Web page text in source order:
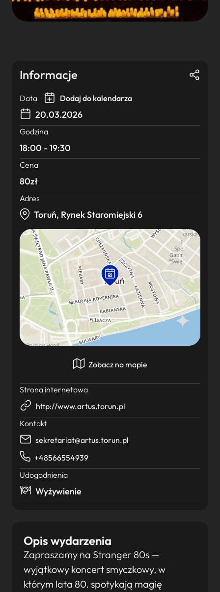
Opis wydarzenia
Zapraszamy na Stranger 80s —
wyjątkowy koncert smyczkowy, w
którym lata 80. spotykają magię
Informacje
Data Dodaj do kalendarza
20.03.2026
Godzina
18:00 - 19:30
Cena
80zł
Adres
Toruń, Rynek Staromiejski 6
Zobacz na mapie
Strona internetowa
http://www.artus.torun.pl
Kontakt
sekretariat@artus.torun.pl
+48566554939
Udogodnienia
Wyżywienie